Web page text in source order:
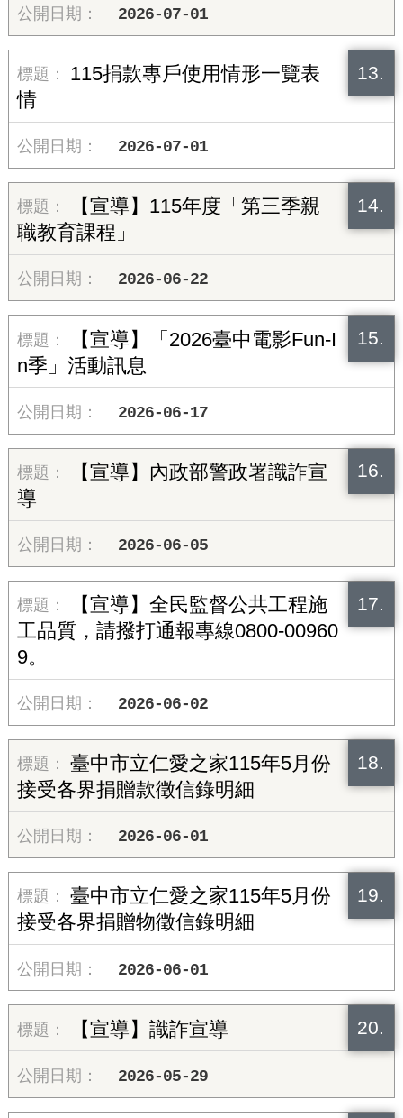
2026-07-01
13.
115捐款專戶使用情形一覽表
情
2026-07-01
14.
【宣導】115年度「第三季親
職教育課程」
2026-06-22
15.
【宣導】「2026臺中電影Fun-I
n季」活動訊息
2026-06-17
16.
【宣導】內政部警政署識詐宣
導
2026-06-05
17.
【宣導】全民監督公共工程施
工品質，請撥打通報專線0800-00960
9。
2026-06-02
18.
臺中市立仁愛之家115年5月份
接受各界捐贈款徵信錄明細
2026-06-01
19.
臺中市立仁愛之家115年5月份
接受各界捐贈物徵信錄明細
2026-06-01
20.
【宣導】識詐宣導
2026-05-29